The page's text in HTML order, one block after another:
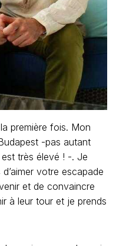
première fois. Mon
-pas autant
très élevé ! -. Je
votre escapade
et de convaincre
à leur tour et je prends